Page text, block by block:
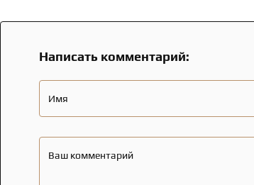
Написать комментарий:
Имя
Ваш комментарий